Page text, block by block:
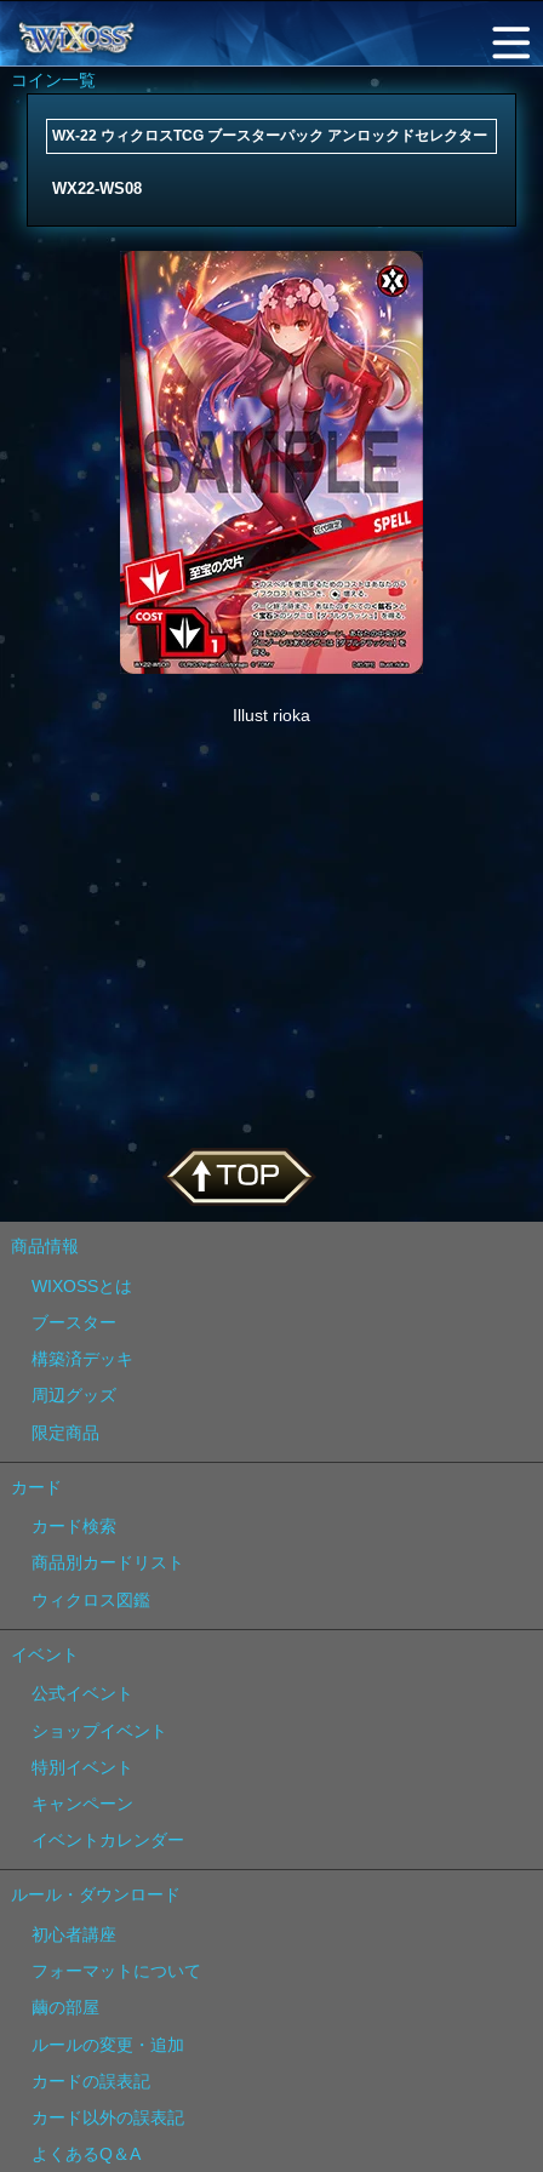
コイン一覧
WX-22 ウィクロスTCG ブースターパック アンロックドセレクター
WX22-WS08
Illust rioka
商品情報
WIXOSSとは
ブースター
構築済デッキ
周辺グッズ
限定商品
カード
カード検索
商品別カードリスト
ウィクロス図鑑
イベント
公式イベント
ショップイベント
特別イベント
キャンペーン
イベントカレンダー
ルール・ダウンロード
初心者講座
フォーマットについて
繭の部屋
ルールの変更・追加
カードの誤表記
カード以外の誤表記
よくあるQ＆A